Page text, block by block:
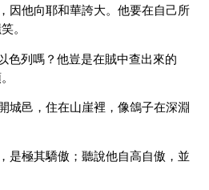
因他向耶和華誇大。他要在自己所
。
色列嗎？他豈是在賊中查出來的
城邑，住在山崖裡，像鴿子在深淵
是極其驕傲；聽說他自高自傲，並